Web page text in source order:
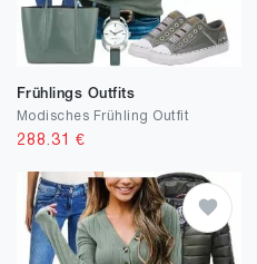
Frühlings Outfits
Modisches Frühling Outfit
288.31 €